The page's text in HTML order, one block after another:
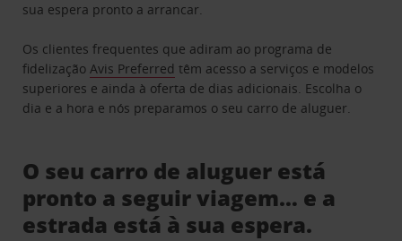
sua espera pronto a arrancar.
Os clientes frequentes que adiram ao programa de
fidelizaçãoAvis Preferred têm acesso a serviços e modelos
superiores e ainda à oferta de dias adicionais. Escolha o
dia e a hora e nós preparamos o seu carro de aluguer.
O seu carro de aluguer está
pronto a seguir viagem… e a
estrada está à sua espera.